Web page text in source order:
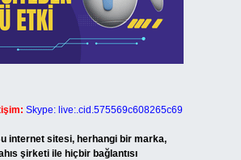
Skype: live:.cid.575569c608265c69
internet sitesi, herhangi bir marka,
şirketi ile hiçbir bağlantısı